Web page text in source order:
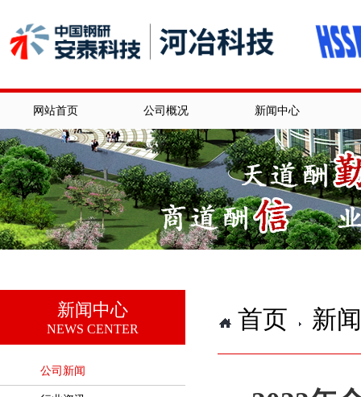
网站首页 公司概况 新闻中心
新闻中心
NEWS CENTER
公司新闻
首页 新